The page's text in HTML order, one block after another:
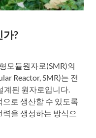
가?
모듈원자로(SMR)의
Reactor, SMR)는 전
계된 원자로입니다.
로 생산할 수 있도록
을 생성하는 방식으